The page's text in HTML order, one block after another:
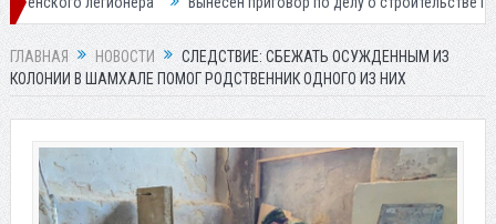
ГЛАВНАЯ НОВОСТИ
СЛЕДСТВИЕ: СБЕЖАТЬ ОСУЖДЕННЫМ ИЗ
КОЛОНИИ В ШАМХАЛЕ ПОМОГ РОДСТВЕННИК ОДНОГО ИЗ НИХ